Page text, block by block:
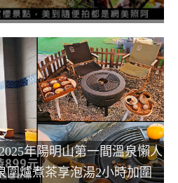
年陽明山第一間溫泉懶人
圍爐煮茶享泡湯2小時加圍